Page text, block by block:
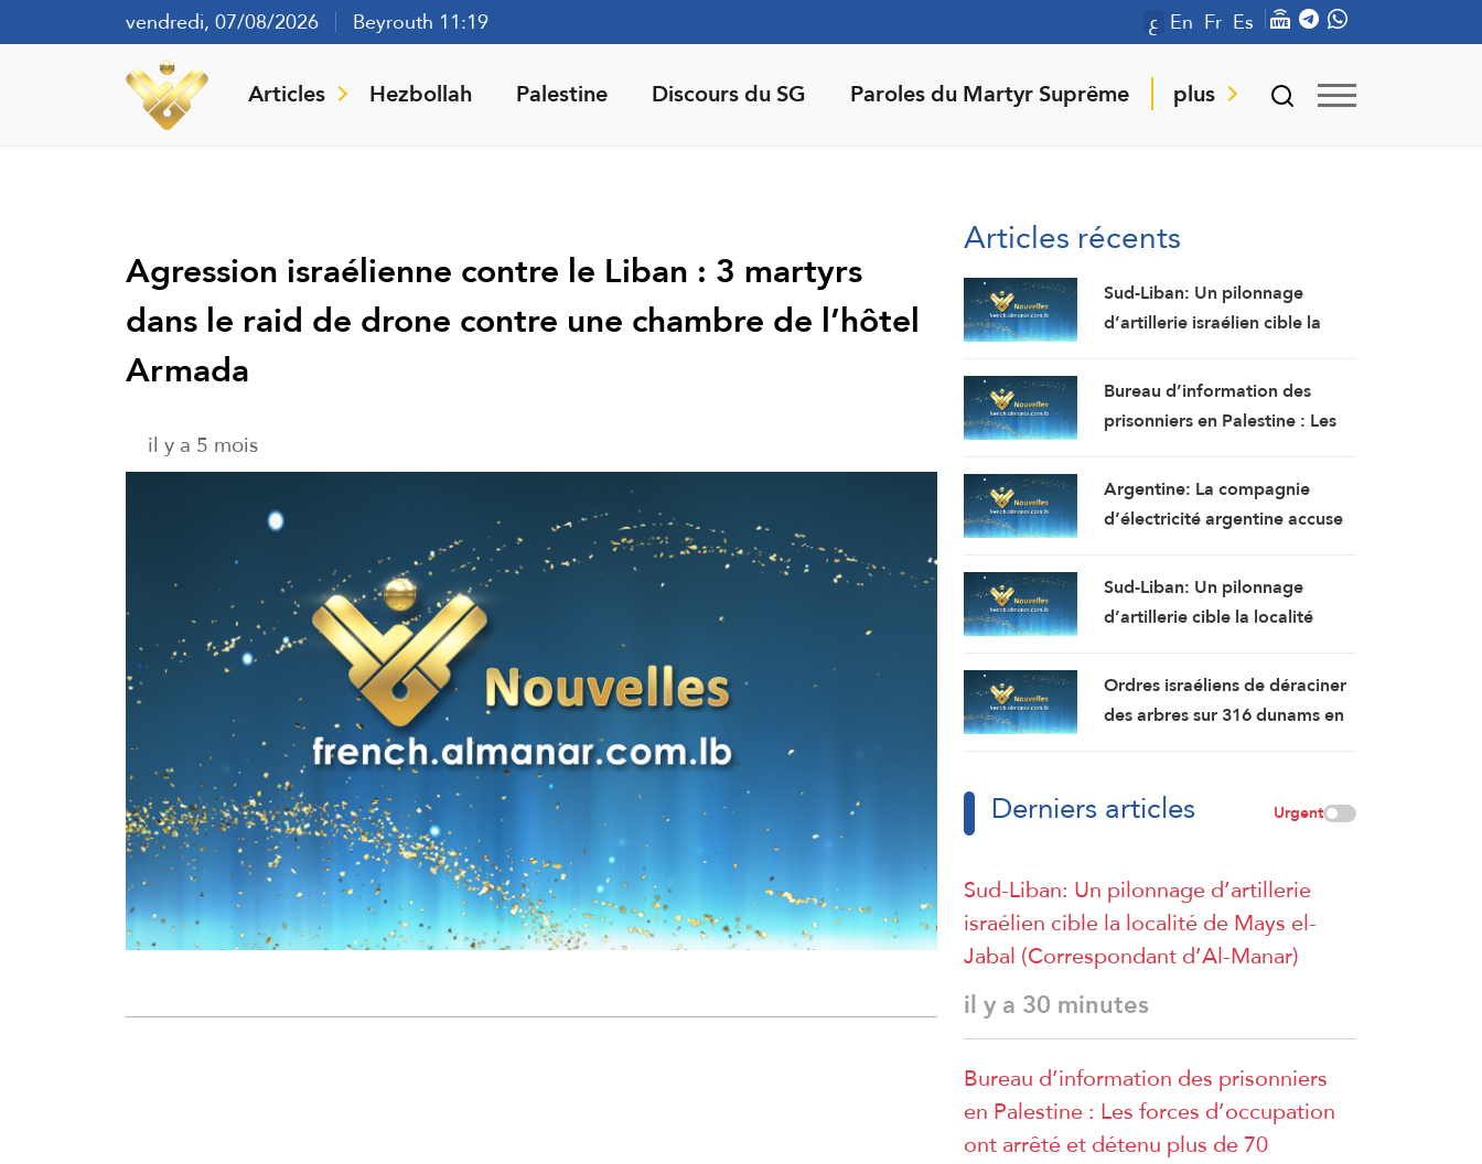
vendredi, 07/08/2026 Beyrouth 11:19 ع En Fr Es
Articles Hezbollah Palestine Discours du SG Paroles du Martyr Suprême plus
Agression israélienne contre le Liban : 3 martyrs
dans le raid de drone contre une chambre de l’hôtel
Armada
il y a 5 mois
Articles récents
Sud-Liban: Un pilonnage
d’artillerie israélien cible la
(Correspondant d’Al-Manar)
Bureau d’information des
prisonniers en Palestine : Les
et détenu plus de 70 citoyens,
et en ont transféré plusieurs
vers des centres de détention
libéré la majorité des détenus.
Argentine: La compagnie
d’électricité argentine accuse
un projet avec la Chine
(Financial Times)
Sud-Liban: Un pilonnage
d’artillerie cible la localité
d’Al-Manar)
Ordres israéliens de déraciner
des arbres sur 316 dunams en
Derniers articles Urgent
Sud-Liban: Un pilonnage d’artillerie
israélien cible la localité de Mays el-
Jabal (Correspondant d’Al-Manar)
il y a 30 minutes
Bureau d’information des prisonniers
en Palestine : Les forces d’occupation
ont arrêté et détenu plus de 70